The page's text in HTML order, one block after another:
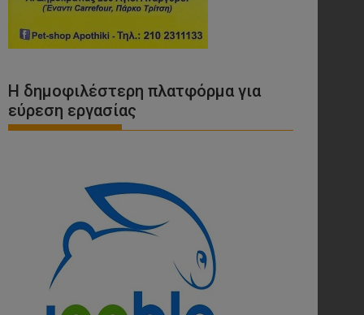
Η δημοφιλέστερη πλατφόρμα για
εύρεση εργασίας